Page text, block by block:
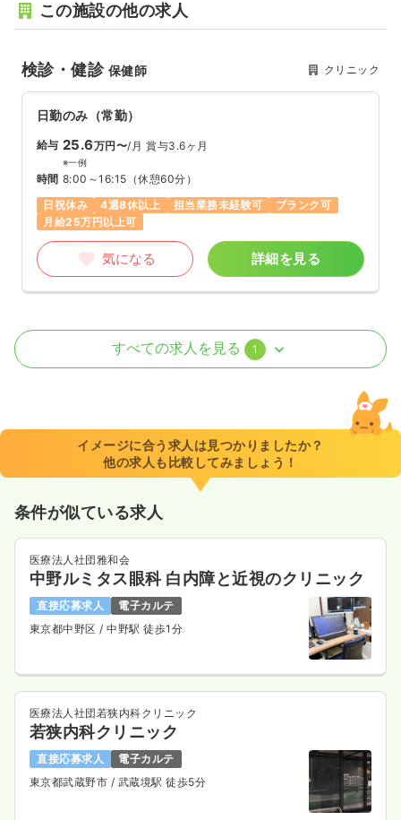
この施設の他の求人
検診・健診 保健師 クリニック
日勤のみ（常勤）
給与 25.6万円〜/月 賞与3.6ヶ月
※一例
時間 8:00～16:15 （休憩60分）
日祝休み
4週8休以上 担当業務未経験可
ブランク可
月給25万円以上可
気になる 詳細を見る
検診・健診 正・准看護師
8:00～16:45（休憩60分）
日祝休み
4週8休以上
担当業務未経験可
すべての求人を見る 1
イメージに合う求人は見つかりましたか？
他の求人も比較してみましょう！
条件が似ている求人
医療法人社団雅和会
中野ルミタス眼科 白内障と近視のクリニック
直接応募求人
電子カルテ
東京都中野区/ 中野駅 徒歩1分
医療法人社団若狭内科クリニック
若狭内科クリニック
直接応募求人
電子カルテ
東京都武蔵野市 / 武蔵境駅 徒歩5分